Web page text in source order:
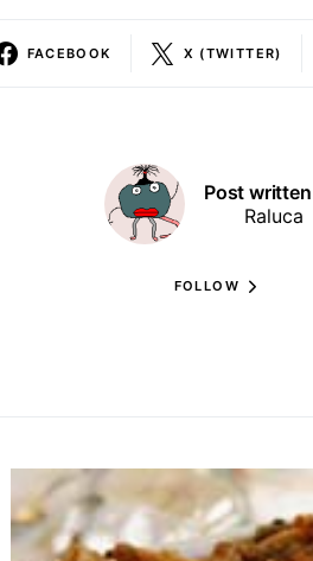
FACEBOOK X (TWITTER)
Post
Raluca
FOLLOW